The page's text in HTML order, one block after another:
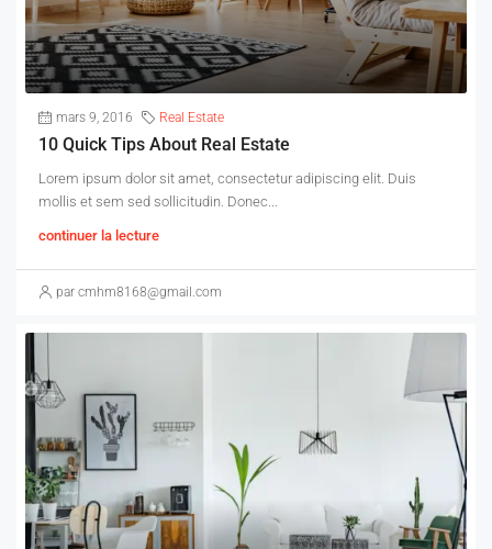
mars 9, 2016 Real Estate
10 Quick Tips About Real Estate
Lorem ipsum dolor sit amet, consectetur adipiscing elit. Duis
mollis et sem sed sollicitudin. Donec...
continuer la lecture
par cmhm8168@gmail.com